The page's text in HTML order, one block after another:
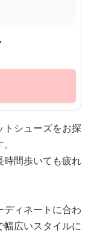
トシューズをお探
時間歩いても疲れ
ィネートに合わ
広いスタイルに